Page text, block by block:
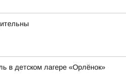
в детском лагере «Орлёнок»